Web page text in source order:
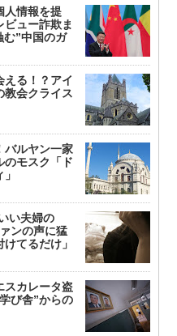
人情報を提
ュー詐欺ま
”中国のガ
える！？アイ
教会クライス
バルヤン一家
のモスク「ド
い夫婦の
ンの声に猛
てるだけ」
スカレータ盗
び舎”からの